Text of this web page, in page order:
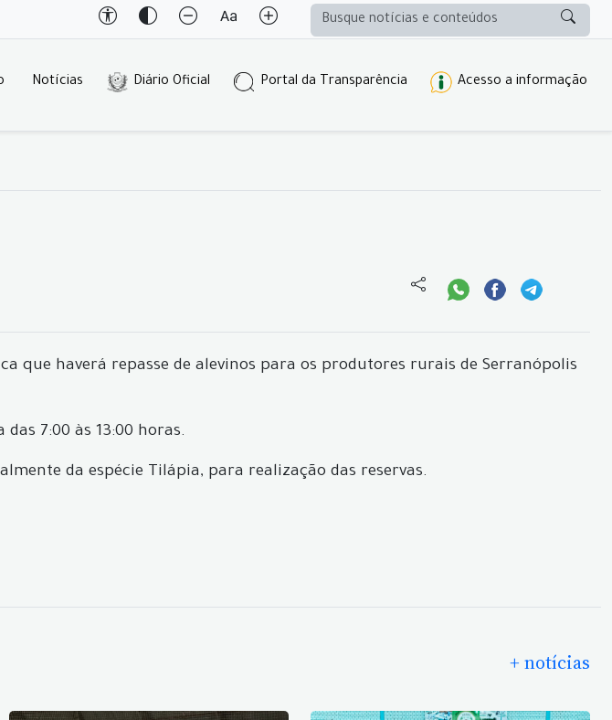
Notícias Diário Oficial Portal da Transparência Acesso a informação
que haverá repasse de alevinos para os produtores rurais de Serranópolis
7:00 às 13:00 horas.
da espécie Tilápia, para realização das reservas.
+ notícias